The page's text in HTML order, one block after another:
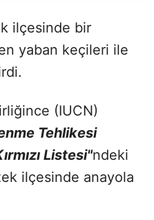
ilçesinde bir
yaban keçileri ile
(IUCN)
Tehlikesi
Listesi"ndeki
ilçesinde anayola